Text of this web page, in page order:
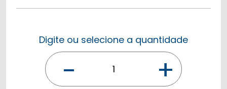
Digite ou selecione a quantidade
- +